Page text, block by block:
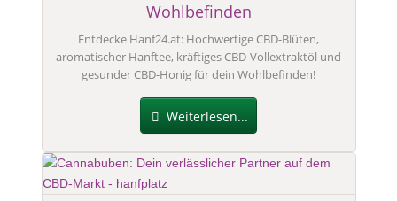
Wohlbefinden
Entdecke Hanf24.at: Hochwertige CBD-Blüten,
aromatischer Hanftee, kräftiges CBD-Vollextraktöl und
gesunder CBD-Honig für dein Wohlbefinden!
Weiterlesen...